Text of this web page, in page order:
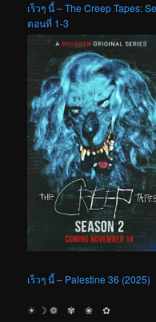
เร็วๆ นี้ – The Creep Tapes:
ตอนที่ 1-3
เร็วๆ นี้ – Palestine 36 (2025)
☀︎ ☽ ❁ ✾ ❀ ✿